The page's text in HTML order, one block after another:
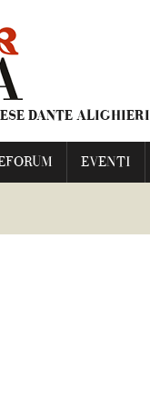
DANTE ALIGHIERI
EVENTI